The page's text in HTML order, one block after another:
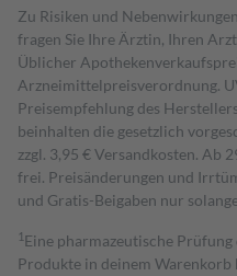
Zu Risiken und
fragen Sie Ihre Ärztin, Ihren
Üblicher
Arzneimittelpreisverordnung.
Preisempfehlung des
beinhalten die gesetzlich
zzgl. 3,95 € Versandkosten. Ab
frei. Preisänderungen und
und Gratis-Beigaben nur
1 Eine pharmazeutische
Produkte in deinem